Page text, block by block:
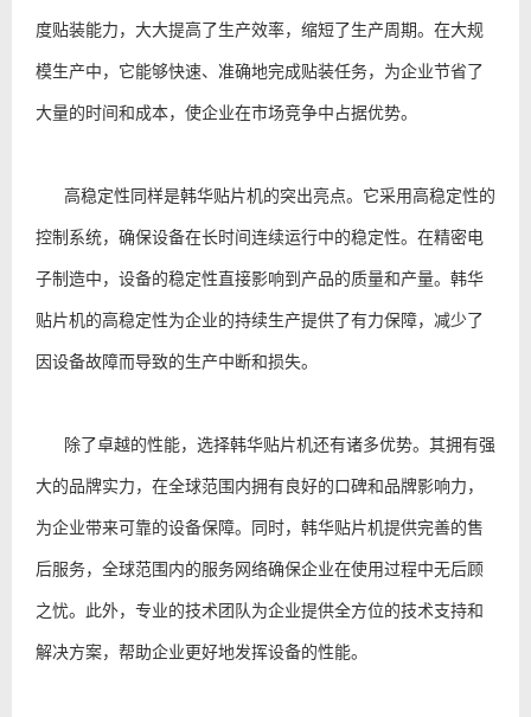
度贴装能力，大大提高了生产效率，缩短了生产周期。在大规
模生产中，它能够快速、准确地完成贴装任务，为企业节省了
大量的时间和成本，使企业在市场竞争中占据优势。
高稳定性同样是韩华贴片机的突出亮点。它采用高稳定性的
控制系统，确保设备在长时间连续运行中的稳定性。在精密电
子制造中，设备的稳定性直接影响到产品的质量和产量。韩华
贴片机的高稳定性为企业的持续生产提供了有力保障，减少了
因设备故障而导致的生产中断和损失。
除了卓越的性能，选择韩华贴片机还有诸多优势。其拥有强
大的品牌实力，在全球范围内拥有良好的口碑和品牌影响力，
为企业带来可靠的设备保障。同时，韩华贴片机提供完善的售
后服务，全球范围内的服务网络确保企业在使用过程中无后顾
之忧。此外，专业的技术团队为企业提供全方位的技术支持和
解决方案，帮助企业更好地发挥设备的性能。